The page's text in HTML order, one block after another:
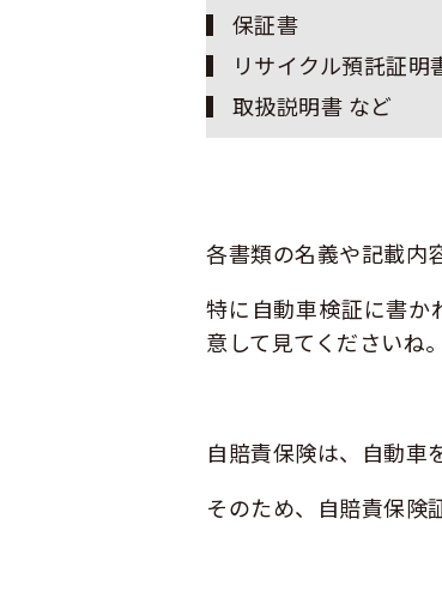
保証書
リサイクル預託証明
取扱説明書 など
各書類の名義や記載内
特に自動車検証に書か
意して見てくださいね。
自賠責保険は、自動車
そのため、自賠責保険